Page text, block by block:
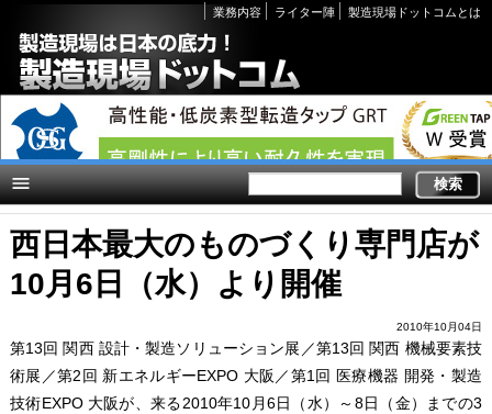
Secondary
links
業務内容 ライター陣 製造現場ドットコムとは
西日本最大のものづくり専門店が
10月6日（水）より開催
2010年10月04日
第13回 関西 設計・製造ソリューション展／第13回 関西 機械要素技
術展／第2回 新エネルギーEXPO 大阪／第1回 医療機器 開発・製造
技術EXPO 大阪が、来る2010年10月6日（水）～8日（金）までの3